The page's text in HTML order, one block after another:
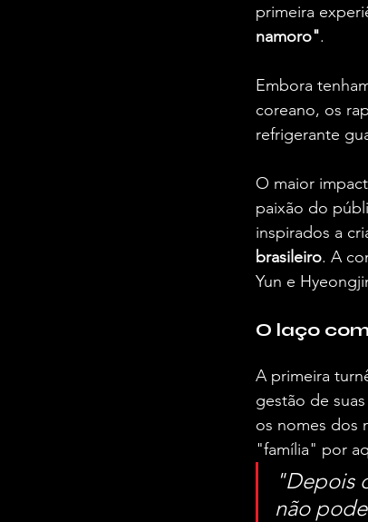
primeira
namoro".
Embora
coreano, os
refrigerante
O maior
paixão do
inspirados a
brasileiro. A
Yun e
O laço
A primeira
gestão de
os nomes dos
"família" por
"Depois
não